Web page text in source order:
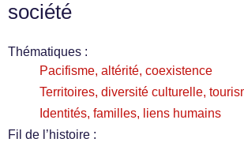
société
Thématiques :
Pacifisme, altérité, coexistence
Territoires, diversité culturelle,
Identités, familles, liens humains
Fil de l’histoire :